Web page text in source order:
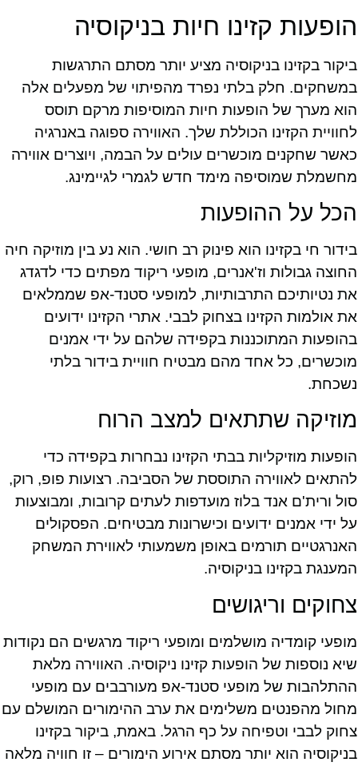
הופעות קזינו חיות בניקוסיה
ביקור בקזינו בניקוסיה מציע יותר מסתם התרגשות
במשחקים. חלק בלתי נפרד מהפיתוי של מפעלים אלה
הוא מערך של הופעות חיות המוסיפות מרקם תוסס
לחוויית הקזינו הכוללת שלך. האווירה ספוגה באנרגיה
כאשר שחקנים מוכשרים עולים על הבמה, ויוצרים אווירה
מחשמלת שמוסיפה מימד חדש לגמרי לגיימינג.
הכל על ההופעות
בידור חי בקזינו הוא פינוק רב חושי. הוא נע בין מוזיקה חיה
החוצה גבולות וז'אנרים, מופעי ריקוד מפתים כדי לדגדג
את נטיותיכם התרבותיות, למופעי סטנד-אפ שממלאים
את אולמות הקזינו בצחוק לבבי. אתרי הקזינו ידועים
בהופעות המתוכננות בקפידה שלהם על ידי אמנים
מוכשרים, כל אחד מהם מבטיח חוויית בידור בלתי
נשכחת.
מוזיקה שתתאים למצב הרוח
הופעות מוזיקליות בבתי הקזינו נבחרות בקפידה כדי
להתאים לאווירה התוססת של הסביבה. רצועות פופ, רוק,
סול ורית'ם אנד בלוז מועדפות לעתים קרובות, ומבוצעות
על ידי אמנים ידועים וכישרונות מבטיחים. הפסקולים
האנרגטיים תורמים באופן משמעותי לאווירת המשחק
המענגת בקזינו בניקוסיה.
צחוקים וריגושים
מופעי קומדיה מושלמים ומופעי ריקוד מרגשים הם נקודות
שיא נוספות של הופעות קזינו ניקוסיה. האווירה מלאת
ההתלהבות של מופעי סטנד-אפ מעורבבים עם מופעי
מחול מהפנטים משלימים את ערב ההימורים המושלם עם
צחוק לבבי וטפיחה על כף הרגל. באמת, ביקור בקזינו
בניקוסיה הוא יותר מסתם אירוע הימורים – זו חוויה מלאה